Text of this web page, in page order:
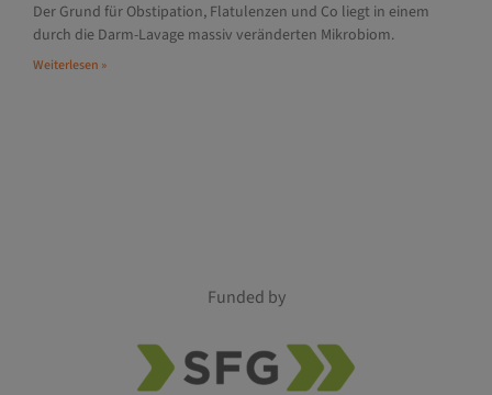
Der Grund für Obstipation, Flatulenzen und Co liegt in einem
durch die Darm-Lavage massiv veränderten Mikrobiom.
Weiterlesen »
Funded by